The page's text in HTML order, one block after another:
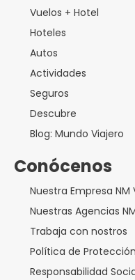
Vuelos + Hotel
Hoteles
Autos
Actividades
Seguros
Descubre
Blog: Mundo Viajero
Conócenos
Nuestra Empresa NM
Nuestras Agencias
Trabaja con nostros
Política de
Responsabilidad